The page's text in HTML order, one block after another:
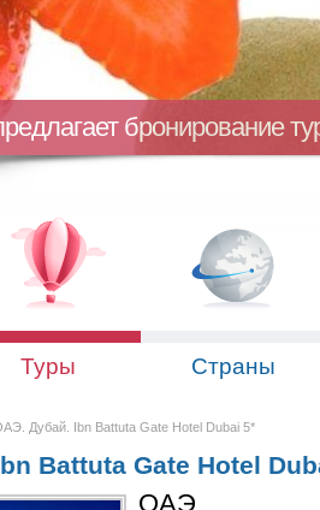
бронирование
Туры Страны
Дубай. Ibn Battuta Gate Hotel Dubai 5*
Battuta Gate Hotel
ОАЭ